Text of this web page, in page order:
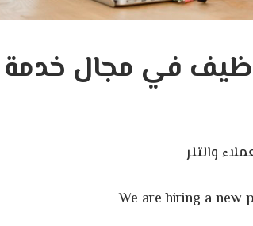
في مجال خدمة
والتلر
We are hiring a new